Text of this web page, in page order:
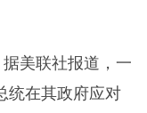
美联社报道，一
统在其政府应对